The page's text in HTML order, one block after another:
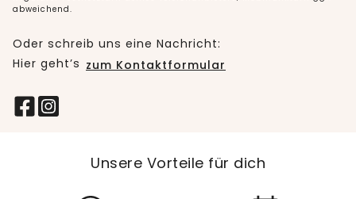
abweichend.
Oder schreib uns eine Nachricht:
Hier geht’s zum Kontaktformular
Unsere Vorteile für dich